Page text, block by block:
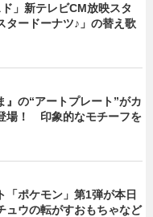
」新テレビCM放映スタ
ードーナツ♪」の替え歌
』の“アートプレート”がカ
場！ 印象的なモチーフを
「ポケモン」第1弾が本日
ウの転がすおもちゃなど